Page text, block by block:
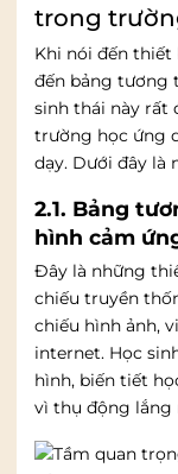
trong
Khi nói đến thiết
đến bảng tương
sinh thái này rất
trường học ứng
dạy. Dưới đây là
2.1. Bảng
hình cảm
Đây là những
chiếu truyền
chiếu hình ảnh,
internet. Học
hình, biến tiết
vì thụ động lắng